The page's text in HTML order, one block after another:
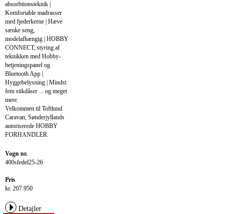
absorbtionsteknik |
Komfortable madrasser
med fjederkerne | Hæve
sænke seng,
modelafhængig | HOBBY
CONNECT, styring af
teknikken med Hobby-
betjeningspanel og
Bluetooth App |
Hyggebelysning | Mindst
fem stikdåser ... og meget
mere.
Velkommen til Toftlund
Caravan, Sønderjyllands
autoriserede HOBBY
FORHANDLER.
Vogn nr.
400sfedel25-26
Pris
kr. 207.950
Detajler